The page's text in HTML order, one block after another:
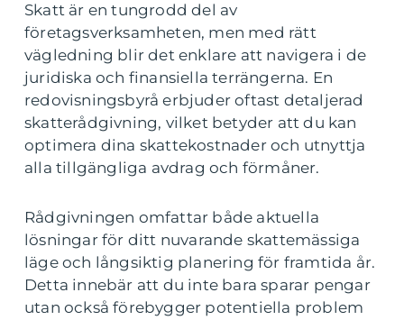
Skatt är en tungrodd del av
företagsverksamheten, men med rätt
vägledning blir det enklare att navigera i de
juridiska och finansiella terrängerna. En
redovisningsbyrå erbjuder oftast detaljerad
skatterådgivning, vilket betyder att du kan
optimera dina skattekostnader och utnyttja
alla tillgängliga avdrag och förmåner.
Rådgivningen omfattar både aktuella
lösningar för ditt nuvarande skattemässiga
läge och långsiktig planering för framtida år.
Detta innebär att du inte bara sparar pengar
utan också förebygger potentiella problem